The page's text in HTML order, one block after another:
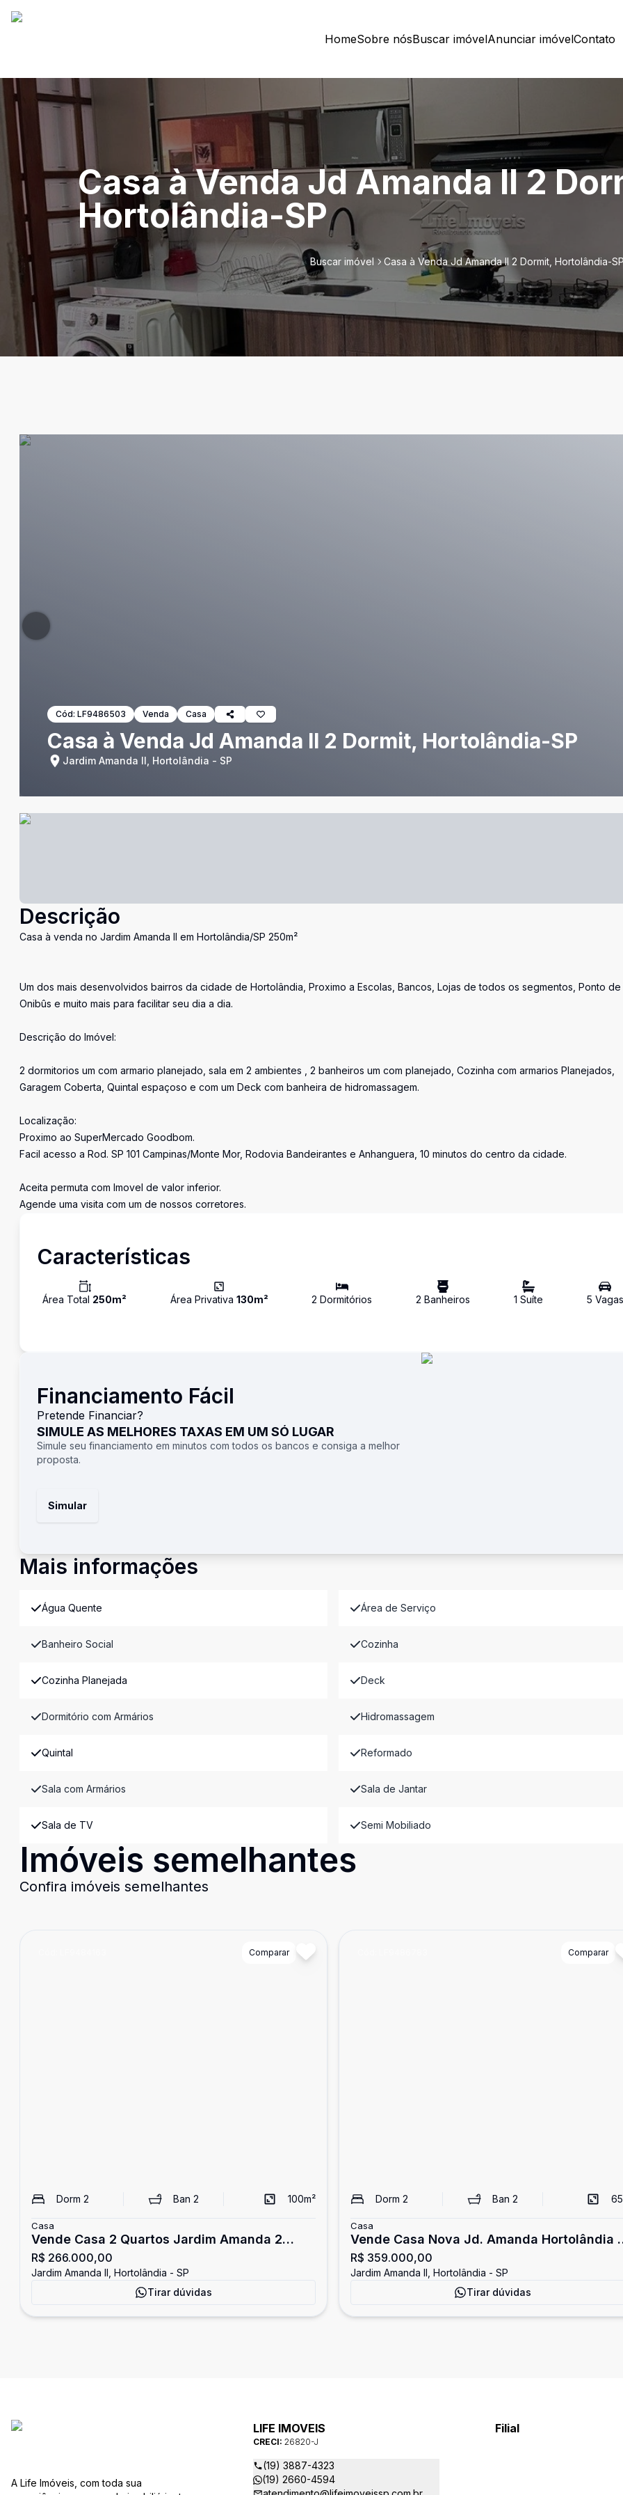
HomeSobre nósBuscar imóvelAnunciar imóvelContato
Casa à Venda Jd Amanda II 2
Hortolândia-SP
Buscar imóvel Casa à Venda Jd Amanda II 2 Dormit, Hortolândia-SP
Cód: LF9486503 Venda Casa
Casa à Venda Jd Amanda II 2 Dormit, Hortolândia-SP
Jardim Amanda II, Hortolândia - SP
Descrição
Casa à venda no Jardim Amanda II em Hortolândia/SP 250m²
Um dos mais desenvolvidos bairros da cidade de Hortolândia, Proximo a Escolas, Bancos, Lojas de todos os segmentos, Ponto de
Onibûs e muito mais para facilitar seu dia a dia.
Descrição do Imóvel:
2 dormitorios um com armario planejado, sala em 2 ambientes , 2 banheiros um com planejado, Cozinha com armarios Planejados,
Garagem Coberta, Quintal espaçoso e com um Deck com banheira de hidromassagem.
Localização:
Proximo ao SuperMercado Goodbom.
Facil acesso a Rod. SP 101 Campinas/Monte Mor, Rodovia Bandeirantes e Anhanguera, 10 minutos do centro da cidade.
Aceita permuta com Imovel de valor inferior.
Agende uma visita com um de nossos corretores.
Características
Área Total 250m² Área Privativa 130m² 2 Dormitórios 2 Banheiros 1 Suíte 5 Vagas
Financiamento Fácil
Pretende Financiar?
SIMULE AS MELHORES TAXAS EM UM SÓ LUGAR
Simule seu financiamento em minutos com todos os bancos e consiga a melhor
proposta.
Simular
Mais informações
Água Quente Área de Serviço
Banheiro Social Cozinha
Cozinha Planejada Deck
Dormitório com Armários Hidromassagem
Quintal Reformado
Sala com Armários Sala de Jantar
Sala de TV Semi Mobiliado
Imóveis semelhantes
Confira imóveis semelhantes
Comparar
Dorm 2 Ban2 100m²
Casa
Vende Casa 2 Quartos Jardim Amanda 2
Hortolândia
R$ 266.000,00
Jardim Amanda II, Hortolândia - SP
Tirar dúvidas
Comparar
Dorm 2 Ban 2 65
Casa
Vende Casa Nova Jd. Amanda Hortolândia
dorm
R$ 359.000,00
Jardim Amanda II, Hortolândia - SP
Tirar dúvidas
A Life Imóveis, com toda sua
LIFE IMOVEIS
CRECI: 26820-J
(19) 3887-4323
(19) 2660-4594
Filial